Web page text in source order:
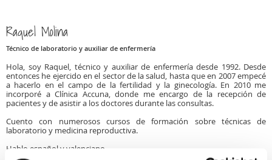
Raquel Molina
Técnico de laboratorio y auxiliar de enfermería
Hola, soy Raquel, técnico y auxiliar de enfermería desde 1992. Desde
entonces he ejercido en el sector de la salud, hasta que en 2007 empecé
a hacerlo en el campo de la fertilidad y la ginecología. En 2010 me
incorporé a Clínica Accuna, donde me encargo de la recepción de
pacientes y de asistir a los doctores durante las consultas.
Cuento con numerosos cursos de formación sobre técnicas de
laboratorio y medicina reproductiva.
Hablo español y valenciano.